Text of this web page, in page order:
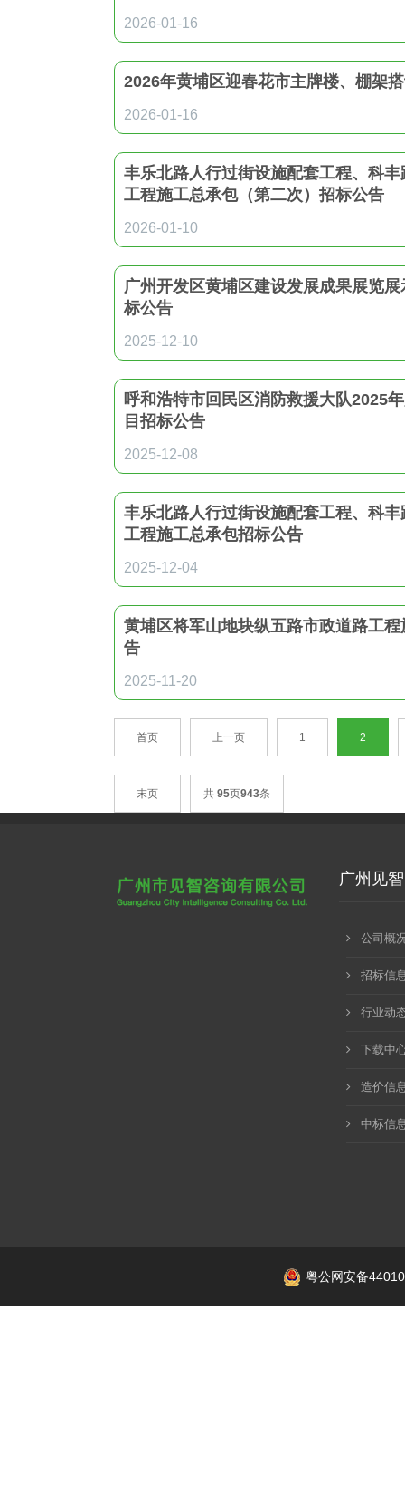
2026-01-16
2026年黄埔区迎春花市主牌楼、棚架
2026-01-16
丰乐北路人行过街设施配套工程、科
工程施工总承包（第二次）招标公告
2026-01-10
广州开发区黄埔区建设发展成果展览
标公告
2025-12-10
呼和浩特市回民区消防救援大队2025
目招标公告
2025-12-08
丰乐北路人行过街设施配套工程、科
工程施工总承包招标公告
2025-12-04
黄埔区将军山地块纵五路市政道路工
告
2025-11-20
首页 上一页 1 2
末页 共 95页943条
广州见智
公司概
招标信
行业动
下载中
造价信
中标信
粤公网安备